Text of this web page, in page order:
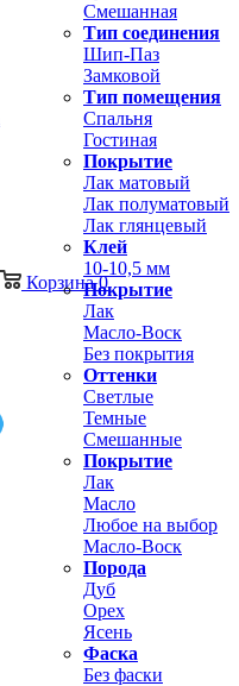
Смешанная
Тип соединения
Шип-Паз
Замковой
Тип помещения
Спальня
Гостиная
Покрытие
Лак матовый
Лак полуматовый
Лак глянцевый
Клей
10-10,5 мм
Покрытие
Лак
Масло-Воск
Без покрытия
Оттенки
Светлые
Темные
Смешанные
Покрытие
Лак
Масло
Любое на выбор
Масло-Воск
Порода
Дуб
Орех
Ясень
Фаска
Без фаски
Корзина 0